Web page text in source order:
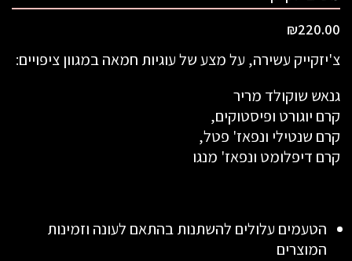
₪220.00
צ'יזקייק עשירה, על מצע של עוגיות חמאה במגוון ציפויים:
גנאש שוקולד מריר
קרם יוגורט ופיסטוקים,
קרם שנטילי ונפאז' פטל,
קרם דיפלומט ונפאז' מנגו
הטעמים עלולים להשתנות בהתאם לעונה וזמינות
המוצרים